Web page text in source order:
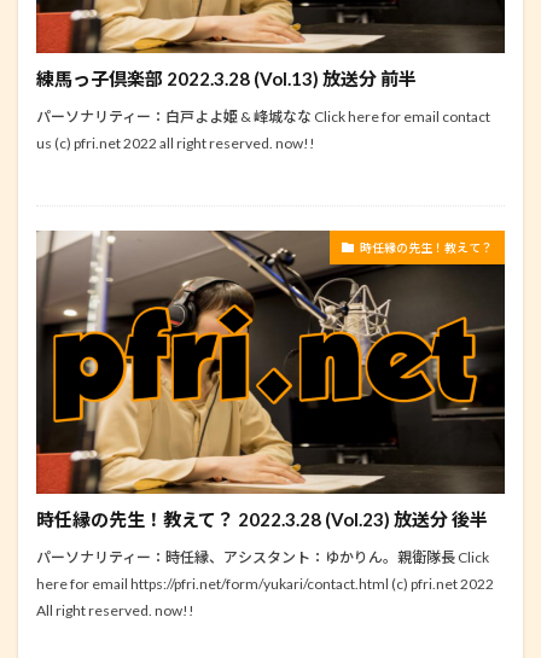
練馬っ子倶楽部 2022.3.28 (Vol.13) 放送分 前半
パーソナリティー：白戸よよ姫 & 峰城なな Click here for email contact
us (c) pfri.net 2022 all right reserved. now!!
時任縁の先生！教えて？
時任縁の先生！教えて？ 2022.3.28 (Vol.23) 放送分 後半
パーソナリティー：時任縁、アシスタント：ゆかりん。親衛隊長 Click
here for email https://pfri.net/form/yukari/contact.html (c) pfri.net 2022
All right reserved. now!!